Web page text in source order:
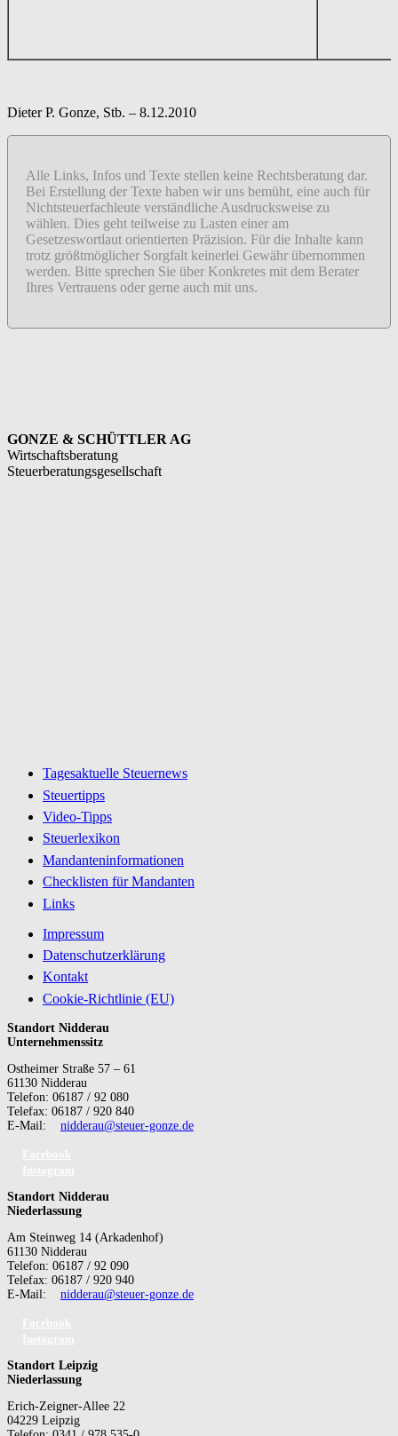
Dieter P. Gonze, Stb. – 8.12.2010
Alle Links, Infos und Texte stellen keine Rechtsberatung dar.
Bei Erstellung der Texte haben wir uns bemüht, eine auch für
Nichtsteuerfachleute verständliche Ausdrucksweise zu
wählen. Dies geht teilweise zu Lasten einer am
Gesetzeswortlaut orientierten Präzision. Für die Inhalte kann
trotz größtmöglicher Sorgfalt keinerlei Gewähr übernommen
werden. Bitte sprechen Sie über Konkretes mit dem Berater
Ihres Vertrauens oder gerne auch mit uns.
GONZE & SCHÜTTLER AG
Wirtschaftsberatung
Steuerberatungsgesellschaft
Tagesaktuelle Steuernews
Steuertipps
Video-Tipps
Steuerlexikon
Mandanteninformationen
Checklisten für Mandanten
Links
Impressum
Datenschutzerklärung
Kontakt
Cookie-Richtlinie (EU)
Standort Nidderau
Unternehmenssitz
Ostheimer Straße 57 – 61
61130 Nidderau
Telefon: 06187 / 92 080
Telefax: 06187 / 920 840
E-Mail: nidderau@steuer-gonze.de
Standort Nidderau
Niederlassung
Am Steinweg 14 (Arkadenhof)
61130 Nidderau
Telefon: 06187 / 92 090
Telefax: 06187 / 920 940
E-Mail: nidderau@steuer-gonze.de
Standort Leipzig
Niederlassung
Erich-Zeigner-Allee 22
04229 Leipzig